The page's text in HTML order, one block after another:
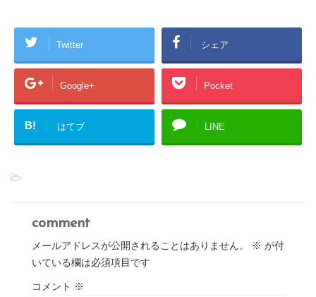
Twitter シェア
Google+ Pocket
B! はてブ LINE
-
comment
メールアドレスが公開されることはありません。 ※ が付
いている欄は必須項目です
コメント ※